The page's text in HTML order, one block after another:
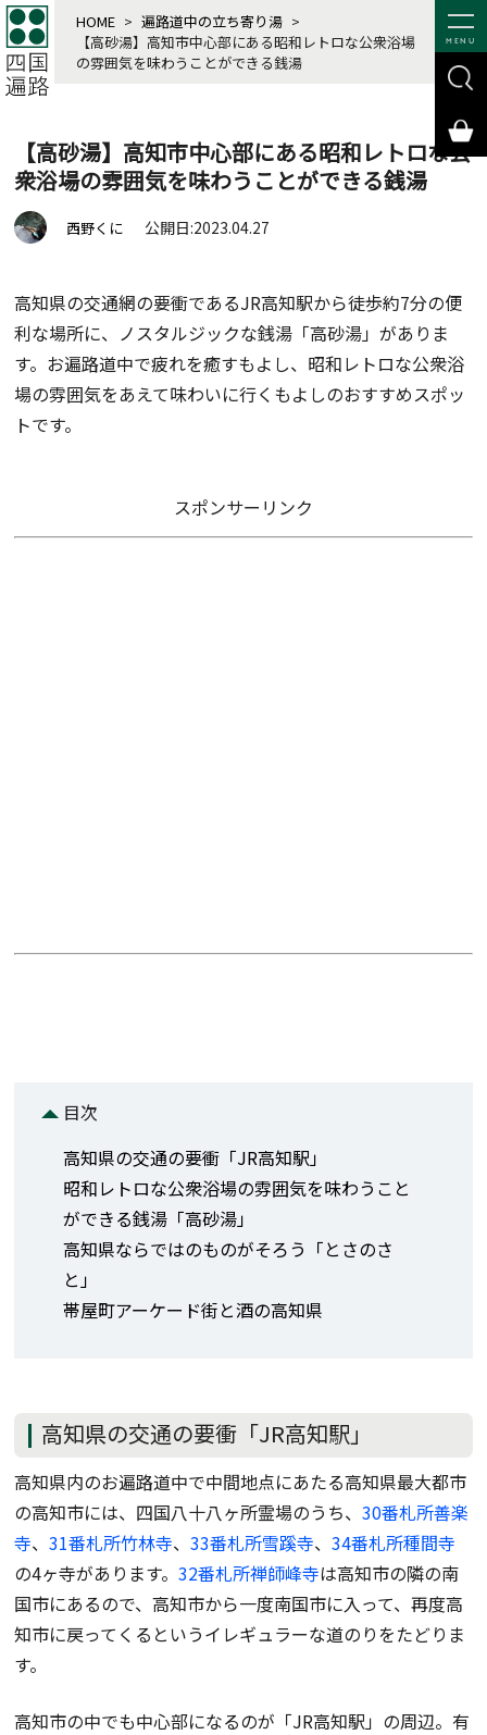
MENU
HOME > 遍路道中の立ち寄り湯 >
【高砂湯】高知市中心部にある昭和レトロな公衆浴場
の雰囲気を味わうことができる銭湯
【高砂湯】高知市中心部にある昭和レトロな公
衆浴場の雰囲気を味わうことができる銭湯
西野くに 公開日:2023.04.27
高知県の交通網の要衝であるJR高知駅から徒歩約7分の便
利な場所に、ノスタルジックな銭湯「高砂湯」がありま
す。お遍路道中で疲れを癒すもよし、昭和レトロな公衆浴
場の雰囲気をあえて味わいに行くもよしのおすすめスポッ
トです。
スポンサーリンク
目次
高知県の交通の要衝「JR高知駅」
昭和レトロな公衆浴場の雰囲気を味わうこと
ができる銭湯「高砂湯」
高知県ならではのものがそろう「とさのさ
と」
帯屋町アーケード街と酒の高知県
高知県の交通の要衝「JR高知駅」
高知県内のお遍路道中で中間地点にあたる高知県最大都市
の高知市には、四国八十八ヶ所霊場のうち、30番札所善楽
寺、31番札所竹林寺、33番札所雪蹊寺、34番札所種間寺
の4ヶ寺があります。32番札所禅師峰寺は高知市の隣の南
国市にあるので、高知市から一度南国市に入って、再度高
知市に戻ってくるというイレギュラーな道のりをたどりま
す。
高知市の中でも中心部になるのが「JR高知駅」の周辺。有